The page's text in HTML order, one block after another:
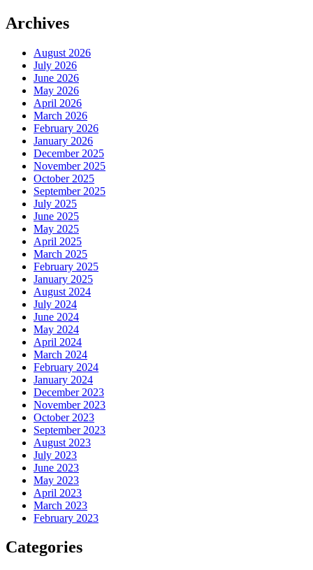
Archives
August 2026
July 2026
June 2026
May 2026
April 2026
March 2026
February 2026
January 2026
December 2025
November 2025
October 2025
September 2025
July 2025
June 2025
May 2025
April 2025
March 2025
February 2025
January 2025
August 2024
July 2024
June 2024
May 2024
April 2024
March 2024
February 2024
January 2024
December 2023
November 2023
October 2023
September 2023
August 2023
July 2023
June 2023
May 2023
April 2023
March 2023
February 2023
Categories